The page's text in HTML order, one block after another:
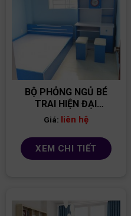
BỘ PHỎNG NGỦ BÉ
TRAI HIỆN ĐẠI
PNBT05
Giá: liên hệ
XEM CHI TIẾT